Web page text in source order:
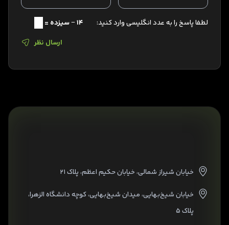
لطفا پاسخ را به عدد انگلیسی وارد کنید:
14 − سیزده =
ارسال نظر
خیابان شیراز شمالی، خیابان حکیم اعظم، پلاک ۲۱
خیابان شیخ‌بهایی، میدان شیخ‌بهایی، کوچه دانشگاه الزهرا،
پلاک ۵